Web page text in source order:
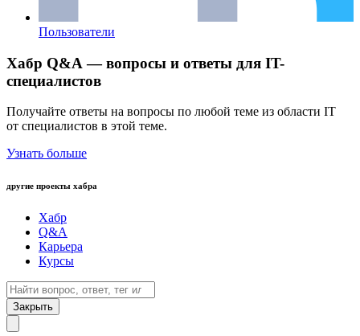
Пользователи
Хабр Q&A — вопросы и ответы для IT-
специалистов
Получайте ответы на вопросы по любой теме из области IT
от специалистов в этой теме.
Узнать больше
другие проекты хабра
Хабр
Q&A
Карьера
Курсы
Закрыть